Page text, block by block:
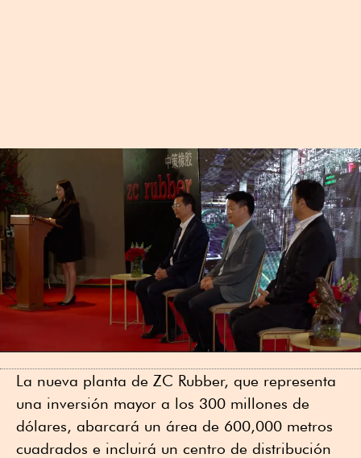
La nueva planta de ZC Rubber, que representa
una inversión mayor a los 300 millones de
dólares, abarcará un área de 600,000 metros
cuadrados e incluirá un centro de distribución